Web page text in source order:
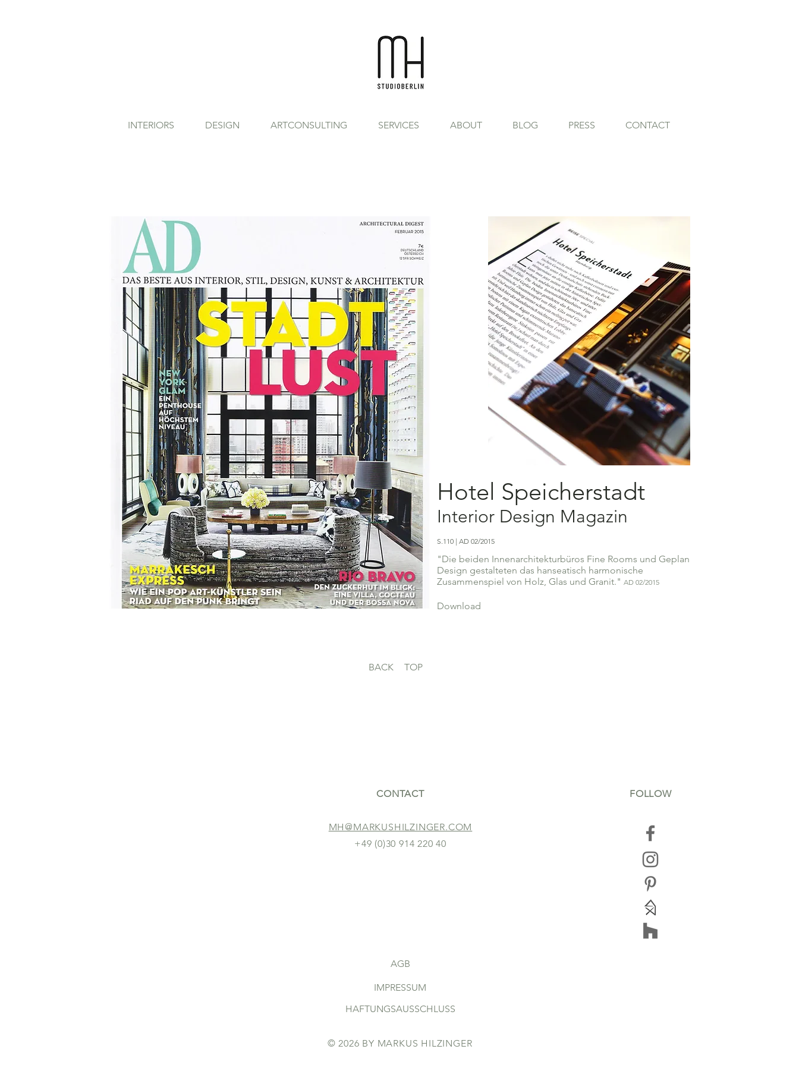
INTERIORS DESIGN ARTCONSULTING SERVICES ABOUT BLOG PRESS CONTACT
Hotel Speicherstadt
Interior Design Magazin
S.110 | AD 02/2015
"Die beiden Innenarchitekturbüros Fine Rooms und Geplan
Design gestalteten das hanseatisch harmonische
Zusammenspiel von Holz, Glas und Granit." AD 02/2015
Download
BACK TOP
CONTACT
MH@MARKUSHILZINGER.COM
+49 (0)30 914 220 40
FOLLOW
AGB
IMPRESSUM
HAFTUNGSAUSSCHLUSS
DATENSCHUTZERKLÄRUNG
© 2026 BY MARKUS HILZINGER